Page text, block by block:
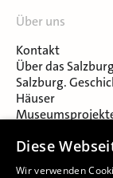
Über uns
Kontakt
Über das
Salzburg.
Häuser
Museumsverein
Diese
Wir verwenden